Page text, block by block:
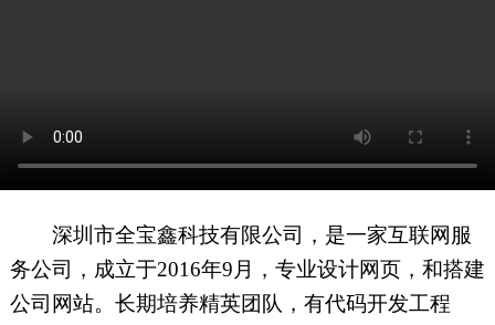
XML地图
深圳市全宝鑫科技有限公司，是一家互联网服
务公司，成立于2016年9月，专业设计网页，和搭建
公司网站。长期培养精英团队，有代码开发工程